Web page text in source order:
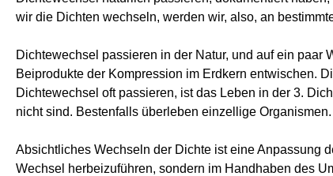
wir die Dichten wechseln, werden wir, also, an
Dichtewechsel passieren in der Natur, und auf ein paar
Beiprodukte der Kompression im Erdkern entwischen.
Dichtewechsel oft passieren, ist das Leben in der 3.
nicht sind. Bestenfalls überleben einzellige Organismen.
Absichtliches Wechseln der Dichte ist eine Anpassung
Wechsel herbeizuführen, sondern im Handhaben des